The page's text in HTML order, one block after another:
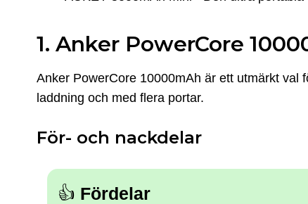
1. Anker PowerCore
Anker PowerCore 10000mAh är ett utmärkt val
laddning och med flera portar.
För- och nackdelar
👍 Fördelar